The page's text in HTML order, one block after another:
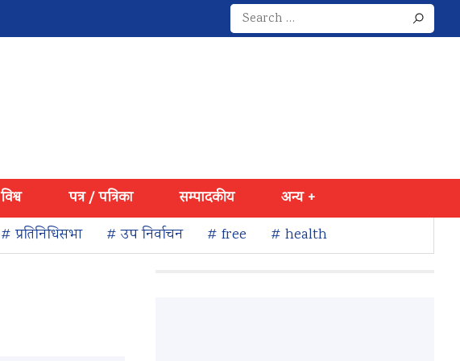
Search
for:
विश्व पत्र / पत्रिका सम्पादकीय
अन्य +
# प्रतिनिधिसभा # उप निर्वाचन # free # health